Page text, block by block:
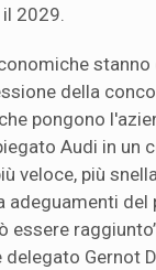
2029.
della
pongono
Audi in un
veloce, più
adeguamenti del
essere
delegato Gernot